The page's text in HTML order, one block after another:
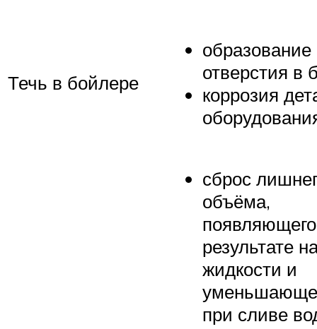
Течь в бойлере
образование
отверстия в
коррозия
сброс
объёма,
результате
жидкости и
при сливе